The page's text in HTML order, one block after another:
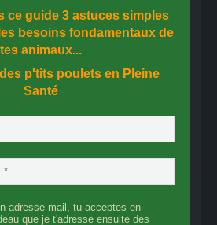
ce guide 3 astuces simples
besoins fondamentaux de
tes animaux...
p'tits poulets en Pleine
Santé
adresse mail, tu acceptes en
que je t'adresse ensuite des